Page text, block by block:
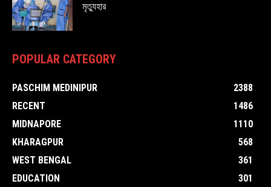
মৃত্যুহার
POPULAR CATEGORY
PASCHIM MEDINIPUR
2388
RECENT
1486
MIDNAPORE
1110
KHARAGPUR
568
WEST BENGAL
361
EDUCATION
301